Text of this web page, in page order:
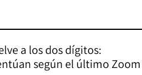
a los dos dígitos:
según el último Zoom